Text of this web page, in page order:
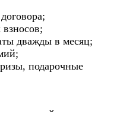
взносов;
дважды в месяц;
подарочные